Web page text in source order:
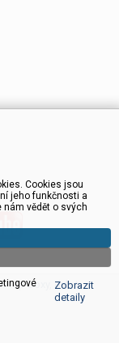
top boxy, dvb-t
Cookies jsou
jeho funkčnosti a
vědět o svých
Zobrazit
detaily